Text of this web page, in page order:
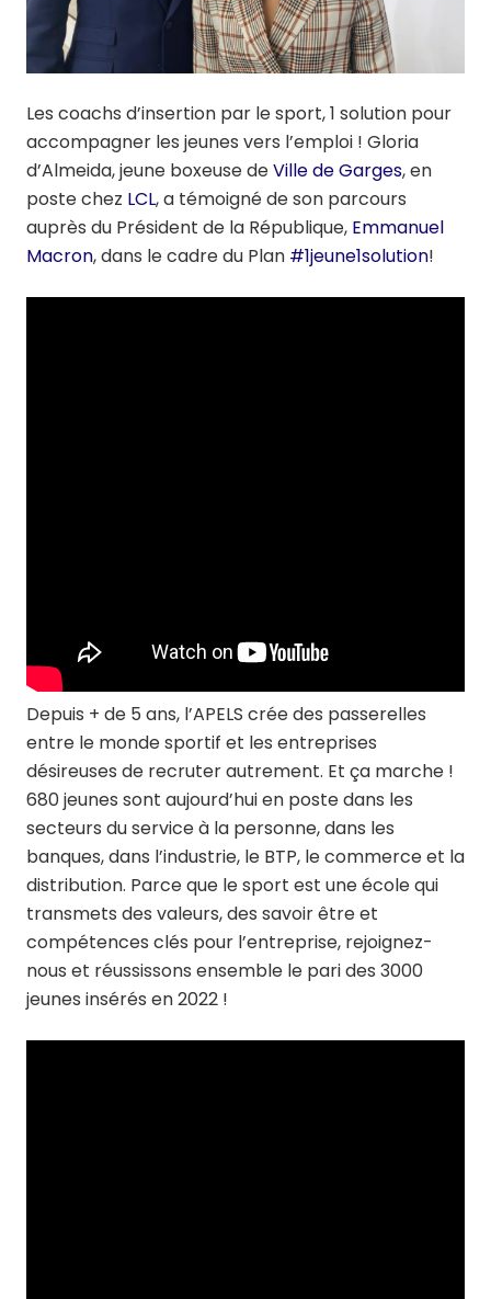
Les coachs d’insertion par le sport, 1 solution pour
accompagner les jeunes vers l’emploi ! Gloria
d’Almeida, jeune boxeuse deVille de Garges, en
poste chez LCL, a témoigné de son parcours
auprès du Président de la République, Emmanuel
Macron, dans le cadre du Plan #1jeune1solution!
Depuis + de 5 ans, l’APELS crée des passerelles
entre le monde sportif et les entreprises
désireuses de recruter autrement. Et ça marche !
680 jeunes sont aujourd’hui en poste dans les
secteurs du service à la personne, dans les
banques, dans l’industrie, le BTP, le commerce et la
distribution. Parce que le sport est une école qui
transmets des valeurs, des savoir être et
compétences clés pour l’entreprise, rejoignez-
nous et réussissons ensemble le pari des 3000
jeunes insérés en 2022 !